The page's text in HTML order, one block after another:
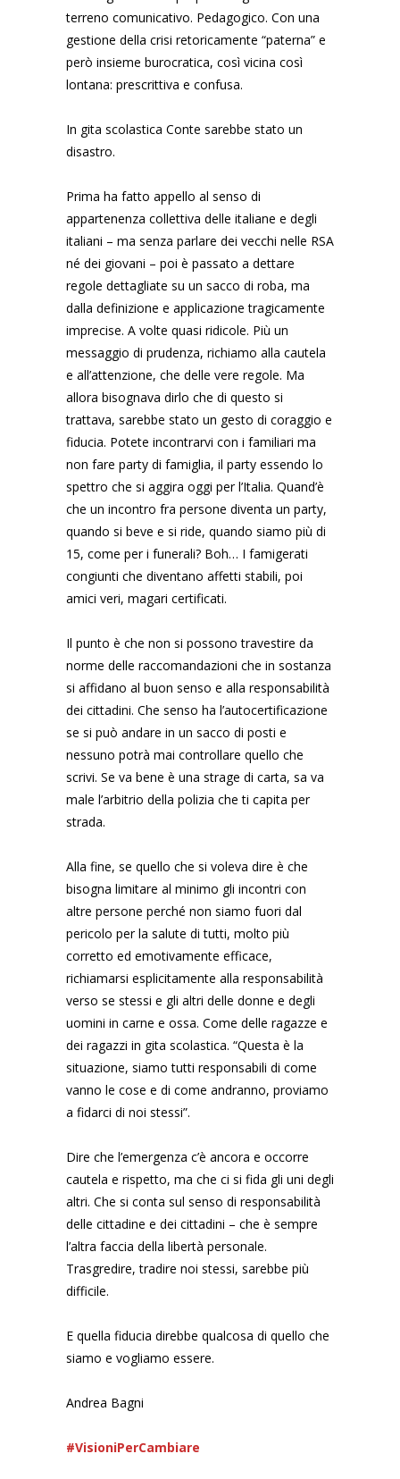
terreno comunicativo. Pedagogico. Con una
gestione della crisi retoricamente “paterna” e
però insieme burocratica, così vicina così
lontana: prescrittiva e confusa.
In gita scolastica Conte sarebbe stato un
disastro.
Prima ha fatto appello al senso di
appartenenza collettiva delle italiane e degli
italiani – ma senza parlare dei vecchi nelle RSA
né dei giovani – poi è passato a dettare
regole dettagliate su un sacco di roba, ma
dalla definizione e applicazione tragicamente
imprecise. A volte quasi ridicole. Più un
messaggio di prudenza, richiamo alla cautela
e all’attenzione, che delle vere regole. Ma
allora bisognava dirlo che di questo si
trattava, sarebbe stato un gesto di coraggio e
fiducia. Potete incontrarvi con i familiari ma
non fare party di famiglia, il party essendo lo
spettro che si aggira oggi per l’Italia. Quand’è
che un incontro fra persone diventa un party,
quando si beve e si ride, quando siamo più di
15, come per i funerali? Boh… I famigerati
congiunti che diventano affetti stabili, poi
amici veri, magari certificati.
Il punto è che non si possono travestire da
norme delle raccomandazioni che in sostanza
si affidano al buon senso e alla responsabilità
dei cittadini. Che senso ha l’autocertificazione
se si può andare in un sacco di posti e
nessuno potrà mai controllare quello che
scrivi. Se va bene è una strage di carta, sa va
male l’arbitrio della polizia che ti capita per
strada.
Alla fine, se quello che si voleva dire è che
bisogna limitare al minimo gli incontri con
altre persone perché non siamo fuori dal
pericolo per la salute di tutti, molto più
corretto ed emotivamente efficace,
richiamarsi esplicitamente alla responsabilità
verso se stessi e gli altri delle donne e degli
uomini in carne e ossa. Come delle ragazze e
dei ragazzi in gita scolastica. “Questa è la
situazione, siamo tutti responsabili di come
vanno le cose e di come andranno, proviamo
a fidarci di noi stessi”.
Dire che l’emergenza c’è ancora e occorre
cautela e rispetto, ma che ci si fida gli uni degli
altri. Che si conta sul senso di responsabilità
delle cittadine e dei cittadini – che è sempre
l’altra faccia della libertà personale.
Trasgredire, tradire noi stessi, sarebbe più
difficile.
E quella fiducia direbbe qualcosa di quello che
siamo e vogliamo essere.
Andrea Bagni
#VisioniPerCambiare